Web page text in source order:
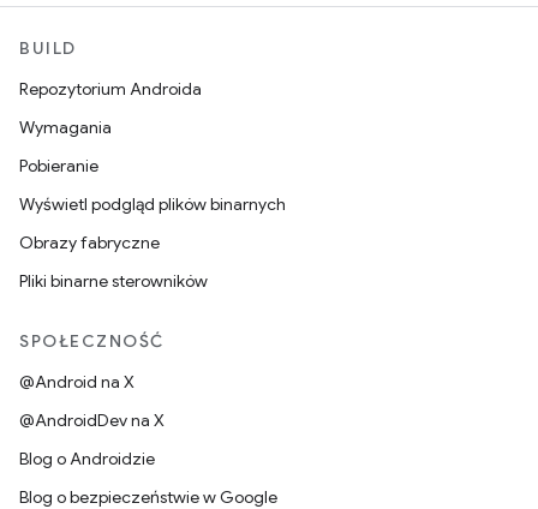
BUILD
Repozytorium Androida
Wymagania
Pobieranie
Wyświetl podgląd plików binarnych
Obrazy fabryczne
Pliki binarne sterowników
SPOŁECZNOŚĆ
@Android na X
@AndroidDev na X
Blog o Androidzie
Blog o bezpieczeństwie w Google